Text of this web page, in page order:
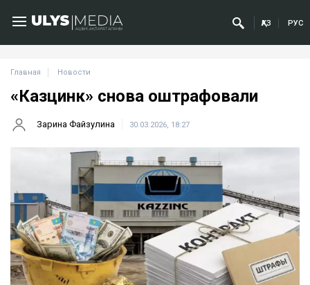
ҚАЗ РУС
Главная Новости
«Казцинк» снова оштрафовали
Зарина Файзулина 30.03.2026, 18:27